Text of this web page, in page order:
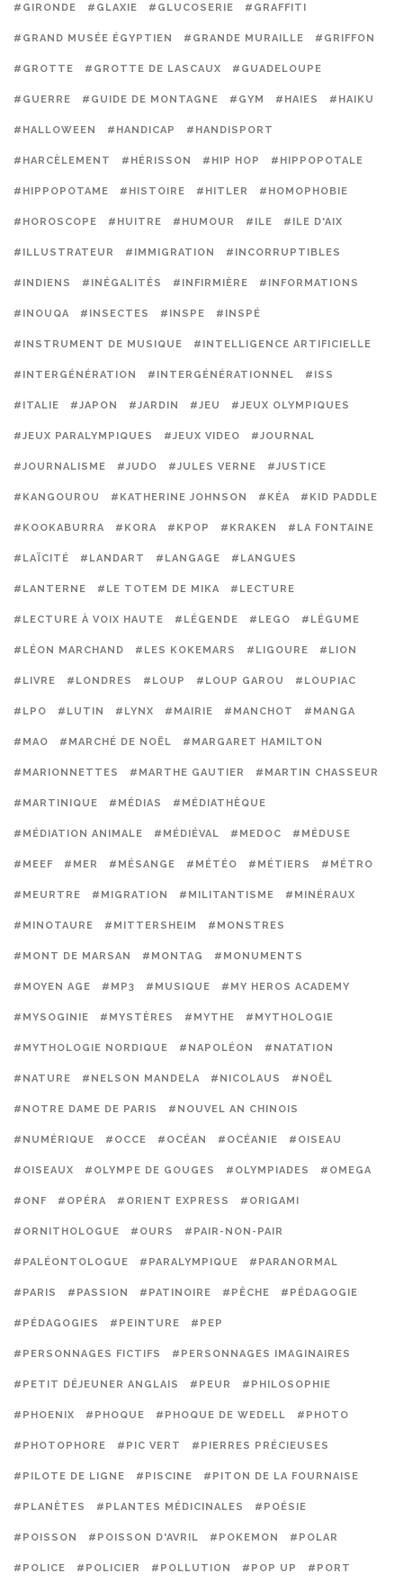
#GIRONDE #GLAXIE #GLUCOSERIE #GRAFFITI
#GRAND MUSÉE ÉGYPTIEN #GRANDE MURAILLE #GRIFFON
#GROTTE #GROTTE DE LASCAUX #GUADELOUPE
#GUERRE #GUIDE DE MONTAGNE #GYM #HAIES #HAIKU
#HALLOWEEN #HANDICAP #HANDISPORT
#HARCÈLEMENT #HÉRISSON #HIP HOP #HIPPOPOTALE
#HIPPOPOTAME #HISTOIRE #HITLER #HOMOPHOBIE
#HOROSCOPE #HUITRE #HUMOUR #ILE #ILE D'AIX
#ILLUSTRATEUR #IMMIGRATION #INCORRUPTIBLES
#INDIENS #INÉGALITÉS #INFIRMIÈRE #INFORMATIONS
#INOUQA #INSECTES #INSPE #INSPÉ
#INSTRUMENT DE MUSIQUE #INTELLIGENCE ARTIFICIELLE
#INTERGÉNÉRATION #INTERGÉNÉRATIONNEL #ISS
#ITALIE #JAPON #JARDIN #JEU #JEUX OLYMPIQUES
#JEUX PARALYMPIQUES #JEUX VIDEO #JOURNAL
#JOURNALISME #JUDO #JULES VERNE #JUSTICE
#KANGOUROU #KATHERINE JOHNSON #KÉA #KID PADDLE
#KOOKABURRA #KORA #KPOP #KRAKEN #LA FONTAINE
#LAÏCITÉ #LANDART #LANGAGE #LANGUES
#LANTERNE #LE TOTEM DE MIKA #LECTURE
#LECTURE À VOIX HAUTE #LÉGENDE #LEGO #LÉGUME
#LÉON MARCHAND #LES KOKEMARS #LIGOURE #LION
#LIVRE #LONDRES #LOUP #LOUP GAROU #LOUPIAC
#LPO #LUTIN #LYNX #MAIRIE #MANCHOT #MANGA
#MAO #MARCHÉ DE NOËL #MARGARET HAMILTON
#MARIONNETTES #MARTHE GAUTIER #MARTIN CHASSEUR
#MARTINIQUE #MÉDIAS #MÉDIATHÈQUE
#MÉDIATION ANIMALE #MÉDIÉVAL #MEDOC #MÉDUSE
#MEEF #MER #MÉSANGE #MÉTÉO #MÉTIERS #MÉTRO
#MEURTRE #MIGRATION #MILITANTISME #MINÉRAUX
#MINOTAURE #MITTERSHEIM #MONSTRES
#MONT DE MARSAN #MONTAG #MONUMENTS
#MOYEN AGE #MP3 #MUSIQUE #MY HEROS ACADEMY
#MYSOGINIE #MYSTÈRES #MYTHE #MYTHOLOGIE
#MYTHOLOGIE NORDIQUE #NAPOLÉON #NATATION
#NATURE #NELSON MANDELA #NICOLAUS #NOËL
#NOTRE DAME DE PARIS #NOUVEL AN CHINOIS
#NUMÉRIQUE #OCCE #OCÉAN #OCÉANIE #OISEAU
#OISEAUX #OLYMPE DE GOUGES #OLYMPIADES #OMEGA
#ONF #OPÉRA #ORIENT EXPRESS #ORIGAMI
#ORNITHOLOGUE #OURS #PAIR-NON-PAIR
#PALÉONTOLOGUE #PARALYMPIQUE #PARANORMAL
#PARIS #PASSION #PATINOIRE #PÊCHE #PÉDAGOGIE
#PÉDAGOGIES #PEINTURE #PEP
#PERSONNAGES FICTIFS #PERSONNAGES IMAGINAIRES
#PETIT DÉJEUNER ANGLAIS #PEUR #PHILOSOPHIE
#PHOENIX #PHOQUE #PHOQUE DE WEDELL #PHOTO
#PHOTOPHORE #PIC VERT #PIERRES PRÉCIEUSES
#PILOTE DE LIGNE #PISCINE #PITON DE LA FOURNAISE
#PLANÈTES #PLANTES MÉDICINALES #POÉSIE
#POISSON #POISSON D'AVRIL #POKEMON #POLAR
#POLICE #POLICIER #POLLUTION #POP UP #PORT